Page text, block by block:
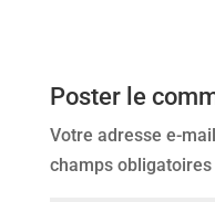
Poster le
Votre adresse e-
champs